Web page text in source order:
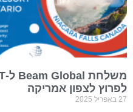
לפרוץ לצפון אמריקה
27 באפריל 2025